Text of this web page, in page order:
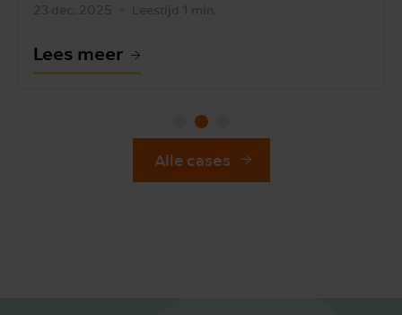
23 dec. 2025 Leestijd 1 min.
Lees meer
Alle cases